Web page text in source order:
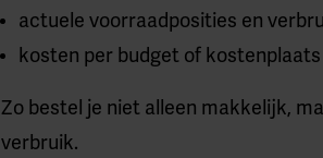
actuele voorraadposities en
kosten per budget of kostenplaats
Zo bestel je niet alleen makkelijk,
verbruik.